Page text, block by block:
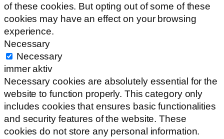
of these cookies. But opting out of some of these
cookies may have an effect on your browsing
experience.
Necessary
Necessary
immer aktiv
Necessary cookies are absolutely essential for the
website to function properly. This category only
includes cookies that ensures basic functionalities
and security features of the website. These
cookies do not store any personal information.